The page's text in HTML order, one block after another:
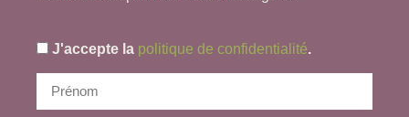
J'accepte la politique de confidentialité.